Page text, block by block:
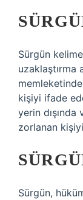
Sürgün
uzaklaştırma
kişiyi ifade
yerin
zorlanan
Sürgün,